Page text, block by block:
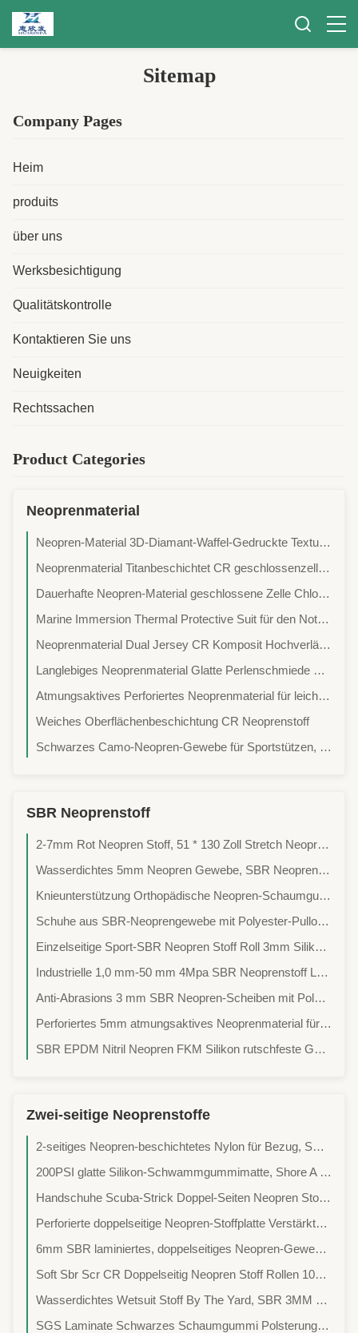
Sitemap
Company Pages
Heim
produits
über uns
Werksbesichtigung
Qualitätskontrolle
Kontaktieren Sie uns
Neuigkeiten
Rechtssachen
Product Categories
Neoprenmaterial
Neopren-Material 3D-Diamant-Waffel-Gedruckte Textur für eine verbesserte Traktion und lang anhaltende Verschleißbeständigkeit
Neoprenmaterial Titanbeschichtet CR geschlossenzelliger Schaumstoff Überlegene Dehnbarkeit Haltbarkeit Thermische Isolationseigenschaften
Dauerhafte Neopren-Material geschlossene Zelle Chloropren Schaum Stretch Nylon Spandex Jersey für Wassersport Kleidung
Marine Immersion Thermal Protective Suit für den Notfallgebrauch an Bord
Neoprenmaterial Dual Jersey CR Komposit Hochverlängerung Schnelle Wiederherstellung für komfortable langlebige Wassersportbekleidung
Langlebiges Neoprenmaterial Glatte Perlenschmiede mit hervorragender Auftriebsfähigkeit Ausdehnung Niedrigkompressionsset für Wetsuits
Atmungsaktives Perforiertes Neoprenmaterial für leichte Sportbekleidung, Neoprenanzüge und Schutzpolster mit überlegener Elastizität
Weiches Oberflächenbeschichtung CR Neoprenstoff
Schwarzes Camo-Neopren-Gewebe für Sportstützen, 3 mm dick
SBR Neoprenstoff
2-7mm Rot Neopren Stoff, 51 * 130 Zoll Stretch Neopren Stoff
Wasserdichtes 5mm Neopren Gewebe, SBR Neopren Nylon Gewebe Lamiert erschwinglich, einfach, kostengünstig,
Knieunterstützung Orthopädische Neopren-Schaumgummi-Recycling-Klebstoff abnutzungsbeständig, antibakteriell, wasserdicht
Schuhe aus SBR-Neoprengewebe mit Polyester-Pullover, druckbar, geeignet für Mauspads, Becherdecken
Einzelseitige Sport-SBR Neopren Stoff Roll 3mm Silikon-Schwamm Gummi Verwendung für Maus Pad Yoga Pad
Industrielle 1,0 mm-50 mm 4Mpa SBR Neoprenstoff Leichtgewicht
Anti-Abrasions 3 mm SBR Neopren-Scheiben mit Polyester
Perforiertes 5mm atmungsaktives Neoprenmaterial für Sportschützer
SBR EPDM Nitril Neopren FKM Silikon rutschfeste Gummimatte Bodenbelag
Zwei-seitige Neoprenstoffe
2-seitiges Neopren-beschichtetes Nylon für Bezug, SBR 4mm Neopren-Gewebe, elastisches Gewebe, geeignet für Sportartikel, Schutzkleidung, wasserdichtes Gewebe
200PSI glatte Silikon-Schwammgummimatte, Shore A Neoprenmatte für Neoprenanzüge
Handschuhe Scuba-Strick Doppel-Seiten Neopren Stoff 2-3 Lagen, Multifunktionsstoff, Kundenspezifische Verarbeitung, Leichtes Neopren, Atmungsaktives Neopren
Perforierte doppelseitige Neopren-Stoffplatte Verstärkte Trockenanzug Verwendung
6mm SBR laminiertes, doppelseitiges Neopren-Gewebeblatt, leicht, leichtes Neopren, atmungsaktives Neopren, kundenspezifische Porengröße
Soft Sbr Scr CR Doppelseitig Neopren Stoff Rollen 100% wasserdichtes Polychloropren,perforiertes Stoff, poröses Stoff, atmungsaktive Stoff, Mesh
Wasserdichtes Wetsuit Stoff By The Yard, SBR 3MM Polychloropren Stoff, Quelle Fabrik Produkton, Rabatt Neopren, kostengünstiges Material, Mehrzweckmaterial
SGS Laminate Schwarzes Schaumgummi Polsterung Silikonschwammblech 1mm-20mm Dicke,Surfanzug, Tauchanzug, Tauchanzug Stoff, Auskleidung, hohe Elastizität, wasserdicht und Wärmeschutz